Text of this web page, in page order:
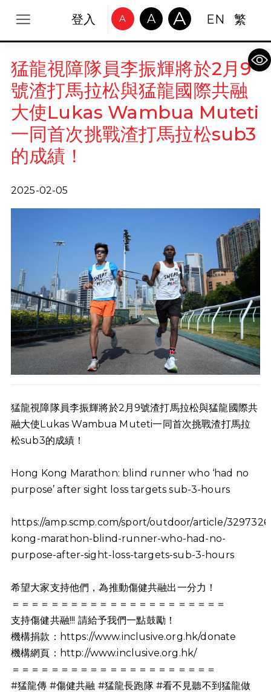
登入 A A A EN 繁
猛龍視障隊員李振輝將於2月9
號渣打馬拉松與猛龍國際共融
大使Lukas Wambua Muteti
一同首次挑戰渣打馬拉松sub3
的成績！
2025-02-05
猛龍視障隊員李振輝將於2月9號渣打馬拉松與猛龍國際共
融大使Lukas Wambua Muteti一同首次挑戰渣打馬拉
松sub3的成績！
Hong Kong Marathon: blind runner who ‘had no
purpose’ after sight loss targets sub-3-hours
https://amp.scmp.com/sport/outdoor/article/
kong-marathon-blind-runner-who-had-no-
purpose-after-sight-loss-targets-sub-3-hours
希望大家支持他們，為推動傷健共融出一分力！
＝＝＝＝＝＝＝＝＝＝＝＝＝＝＝＝＝＝＝＝＝＝
支持傷健共融!!! 請給予我們一點鼓勵！
機構捐款：https://www.inclusive.org.hk/donate
機構網頁：http://www.inclusive.org.hk/
＝＝＝＝＝＝＝＝＝＝＝＝＝＝＝＝＝＝＝＝＝
#猛龍傳 #傷健共融 #猛龍長跑隊 #看不見聽不到猛龍做